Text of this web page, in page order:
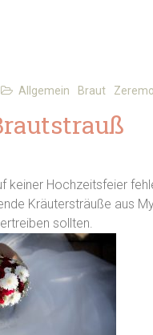
Allgemein Braut
keiner Hochzeitsfeier
Kräutersträuße aus
sollten.